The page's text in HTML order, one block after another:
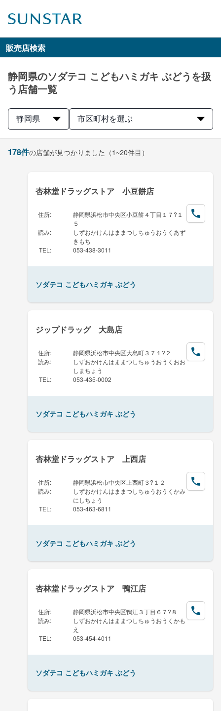
販売店検索
静岡県のソダテコ こどもハミガキ ぶどうを扱
う店舗一覧
静岡県 市区町村を選ぶ
178件の店舗が見つかりました （1~20件目）
杏林堂ドラッグストア 小豆餅店
住所:
静岡県浜松市中央区小豆餅４丁目１７?１
５
読み:
しずおかけんはままつしちゅうおうくあず
きもち
TEL : 053-438-3011
ソダテコ こどもハミガキ ぶどう
ジップドラッグ 大島店
住所:
静岡県浜松市中央区大島町３７１?２
読み:
しずおかけんはままつしちゅうおうくおお
しまちょう
TEL : 053-435-0002
ソダテコ こどもハミガキ ぶどう
杏林堂ドラッグストア 上西店
住所:
静岡県浜松市中央区上西町３?１２
読み:
しずおかけんはままつしちゅうおうくかみ
にしちょう
TEL : 053-463-6811
ソダテコ こどもハミガキ ぶどう
杏林堂ドラッグストア 鴨江店
住所:
静岡県浜松市中央区鴨江３丁目６７?８
読み:
しずおかけんはままつしちゅうおうくかも
え
TEL : 053-454-4011
ソダテコ こどもハミガキ ぶどう